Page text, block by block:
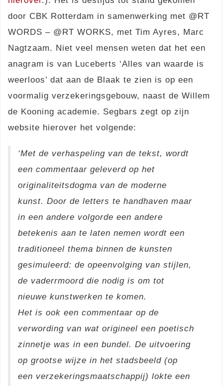
door CBK Rotterdam in samenwerking met @RT
WORDS – @RT WORKS, met Tim Ayres, Marc
Nagtzaam. Niet veel mensen weten dat het een
anagram is van Luceberts ‘Alles van waarde is
weerloos’ dat aan de Blaak te zien is op een
voormalig verzekeringsgebouw, naast de Willem
de Kooning academie. Segbars zegt op zijn
website hierover het volgende:
‘Met de verhaspeling van de tekst, wordt
een commentaar geleverd op het
originaliteitsdogma van de moderne
kunst. Door de letters te handhaven maar
in een andere volgorde een andere
betekenis aan te laten nemen wordt een
traditioneel thema binnen de kunsten
gesimuleerd: de opeenvolging van stijlen,
de vaderrmoord die nodig is om tot
nieuwe kunstwerken te komen.
Het is ook een commentaar op de
verwording van wat origineel een poetisch
zinnetje was in een bundel. De uitvoering
op grootse wijze in het stadsbeeld (op
een verzekeringsmaatschappij) lokte een